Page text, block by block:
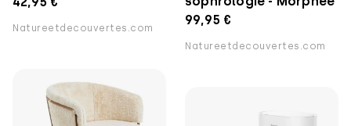
Natureetdecouvertes.com
99,95 €
Natureetdecouvertes.com